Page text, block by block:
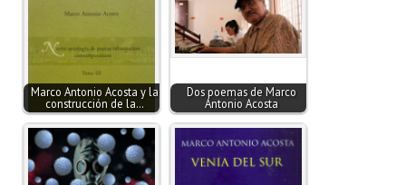
Marco Antonio Acosta y la
construcción de la…
Dos poemas de Marco
Antonio Acosta